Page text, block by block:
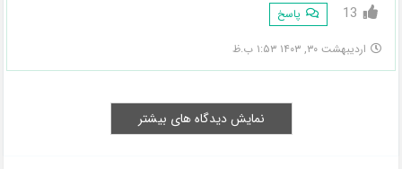
13 پاسخ
اردیبهشت ۳۰, ۱۴۰۳ ۱:۵۳ ب.ظ
نمایش دیدگاه های بیشتر